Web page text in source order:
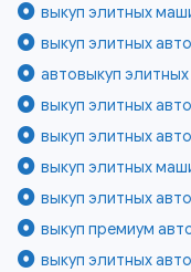
выкуп элитных
выкуп элитных
автовыкуп
выкуп элитных
выкуп элитных
выкуп элитных
выкуп элитных
выкуп премиум
выкуп элитных